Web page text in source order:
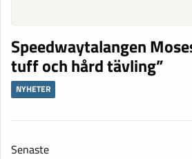
Speedwaytalangen
tuff och hård tävling”
NYHETER
Senaste